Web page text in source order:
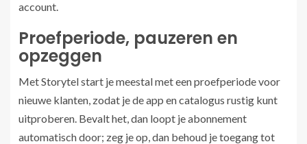
account.
Proefperiode, pauzeren en
opzeggen
Met Storytel start je meestal met een proefperiode voor
nieuwe klanten, zodat je de app en catalogus rustig kunt
uitproberen. Bevalt het, dan loopt je abonnement
automatisch door; zeg je op, dan behoud je toegang tot